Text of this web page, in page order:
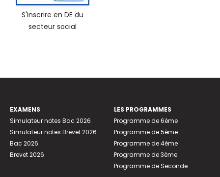
S'inscrire en DE du
secteur social
EXAMENS
Simulateur notes Bac 2026
Simulateur notes Brevet 2026
Bac 2026
Brevet 2026
LES PROGRAMMES
Programme de 6ème
Programme de 5ème
Programme de 4ème
Programme de 3ème
Programme de Seconde